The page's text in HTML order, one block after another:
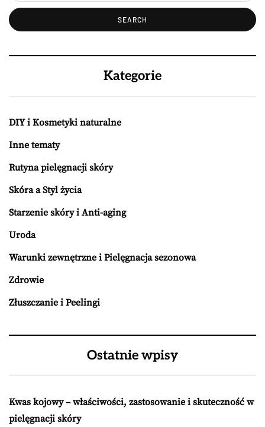
Kategorie
DIY i Kosmetyki naturalne
Inne tematy
Rutyna pielęgnacji skóry
Skóra a Styl życia
Starzenie skóry i Anti-aging
Uroda
Warunki zewnętrzne i Pielęgnacja sezonowa
Zdrowie
Złuszczanie i Peelingi
Ostatnie wpisy
Kwas kojowy – właściwości, zastosowanie i skuteczność w
pielęgnacji skóry